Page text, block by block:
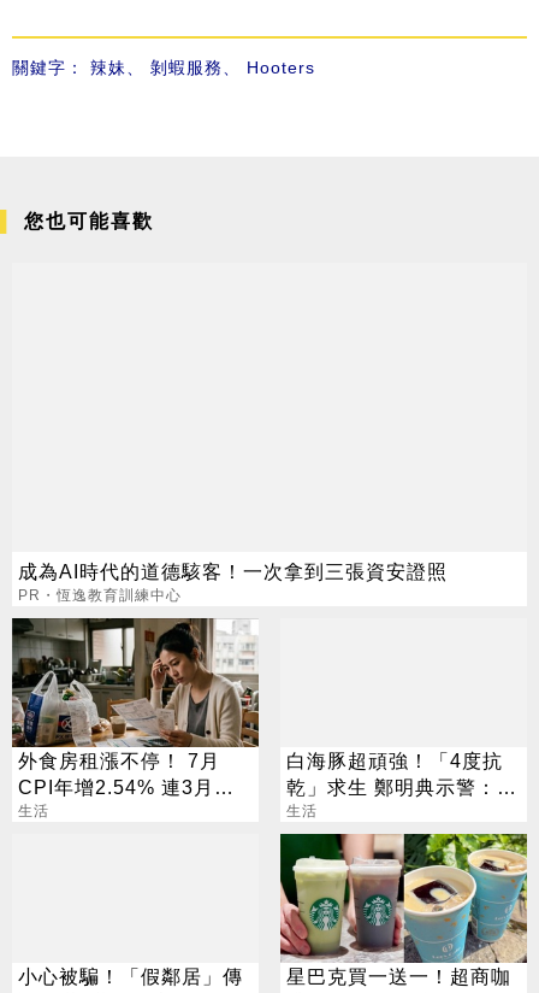
關鍵字： 辣妹、 剝蝦服務、 Hooters
您也可能喜歡
成為AI時代的道德駭客！一次拿到三張資安證照
PR・恆逸教育訓練中心
外食房租漲不停！ 7月
CPI年增2.54% 連3月突
破通膨警戒
生活
白海豚超頑強！「4度抗
乾」求生 鄭明典示警：不
可輕忽
生活
小心被騙！「假鄰居」傳
星巴克買一送一！超商咖